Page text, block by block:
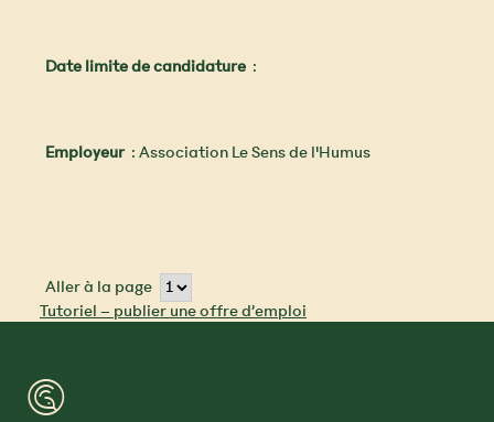
Date limite de candidature :
Employeur: Association Le Sens de l'Humus
Aller à la page
Tutoriel – publier une offre d’emploi
™